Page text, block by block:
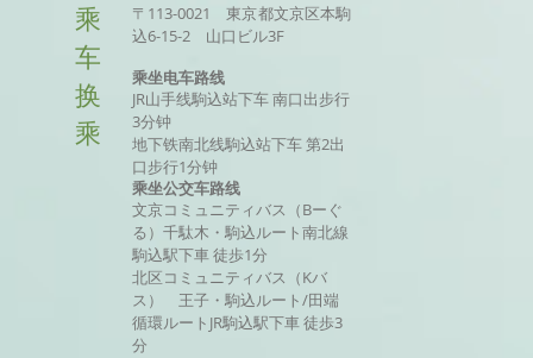
乘
车
换
乘
〒113-0021 東京都文京区本駒
込6-15-2 山口ビル3F
乘坐电车路线
JR山手线駒込站下车 南口出步行
3分钟
地下铁南北线駒込站下车 第2出
口步行1分钟
乘坐公交车路线
文京コミュニティバス（Bーぐ
る）千駄木・駒込ルート南北線
駒込駅下車 徒歩1分
北区コミュニティバス（Kバ
ス） 王子・駒込ルート/田端
循環ルートJR駒込駅下車 徒歩3
分